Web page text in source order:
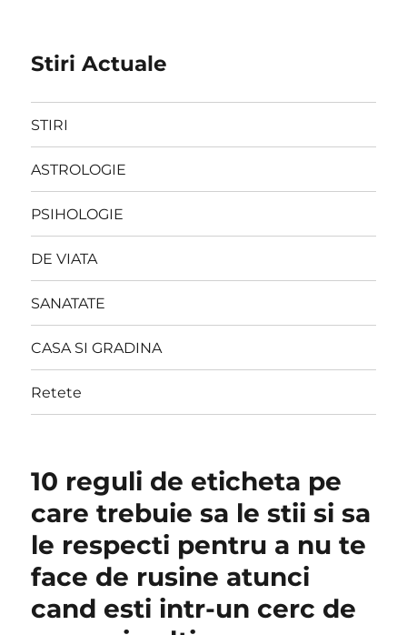
Stiri Actuale
STIRI
ASTROLOGIE
PSIHOLOGIE
DE VIATA
SANATATE
CASA SI GRADINA
Retete
10 reguli de eticheta pe
care trebuie sa le stii si sa
le respecti pentru a nu te
face de rusine atunci
cand esti intr-un cerc de